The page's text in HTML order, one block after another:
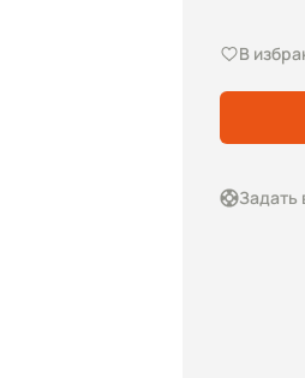
В
Задать